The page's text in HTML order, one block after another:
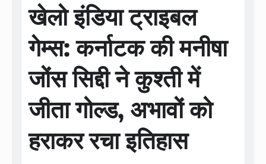
खेलो इंडिया ट्राइबल
गेम्स: कर्नाटक की मनीषा
जोंस सिद्दी ने कुश्ती में
जीता गोल्ड, अभावों को
हराकर रचा इतिहास